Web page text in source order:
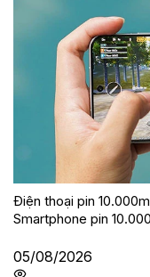
Điện thoại pin
Smartphone pin
05/08/2026